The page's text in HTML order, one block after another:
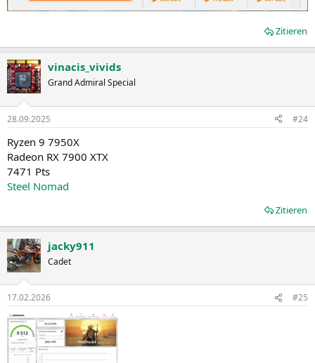
Zitieren
vinacis_vivids
Grand Admiral Special
28.09.2025 #24
Ryzen 9 7950X
Radeon RX 7900 XTX
7471 Pts
Steel Nomad
Zitieren
jacky911
Cadet
17.02.2026 #25